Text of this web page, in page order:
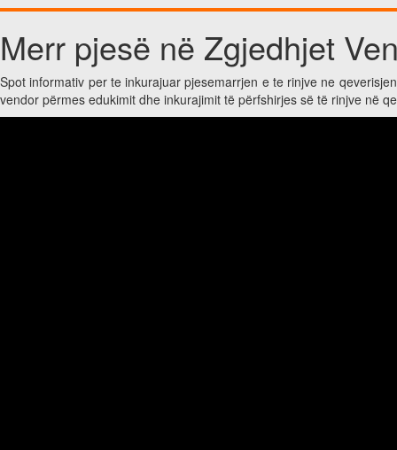
Merr pjesë në Zgjedhjet
Spot informativ per te inkurajuar pjesemarrjen e te rinjve ne
vendor përmes edukimit dhe inkurajimit të përfshirjes së të rinjve në